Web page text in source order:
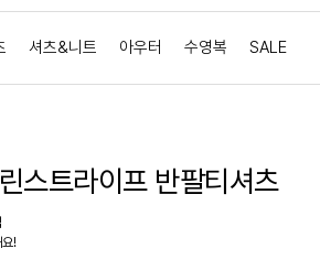
셔츠&니트 아우터 수영복 SALE
스트라이프 반팔티셔츠
요!